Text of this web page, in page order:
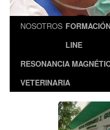
NOSOTROS
LINE
RESONANCIA
VETERINARIA